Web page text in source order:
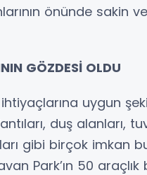
önünde sakin
GÖZDESİ OLDU
ihtiyaçlarına uygun
duş alanları,
gibi birçok imkan
Park’ın 50